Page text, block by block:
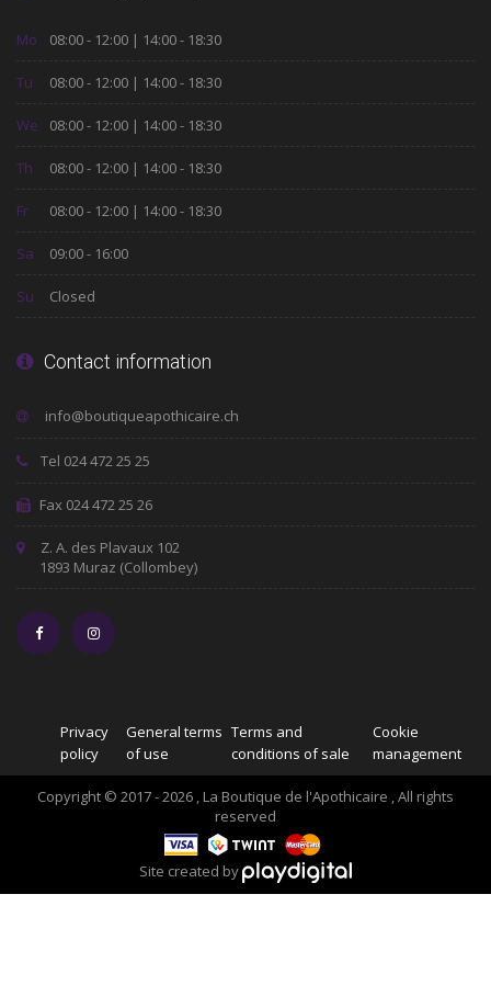
Mo 08:00 - 12:00 | 14:00 - 18:30
Tu 08:00 - 12:00 | 14:00 - 18:30
We 08:00 - 12:00 | 14:00 - 18:30
Th 08:00 - 12:00 | 14:00 - 18:30
Fr 08:00 - 12:00 | 14:00 - 18:30
Sa 09:00 - 16:00
Su Closed
Contact information
Tel 024 472 25 25
Fax 024 472 25 26
Z. A. des Plavaux 102
1893 Muraz (Collombey)
Privacy
policy
General terms
of use
Terms and
conditions of sale
Cookie
management
Copyright © 2017 - 2026 , La Boutique de l'Apothicaire , All rights
reserved
Site created by